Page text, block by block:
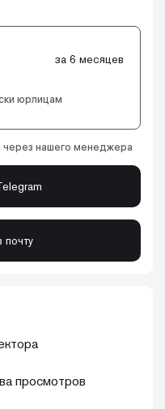
за 6 месяцев
юрлицам
нашего менеджера
почту
просмотров